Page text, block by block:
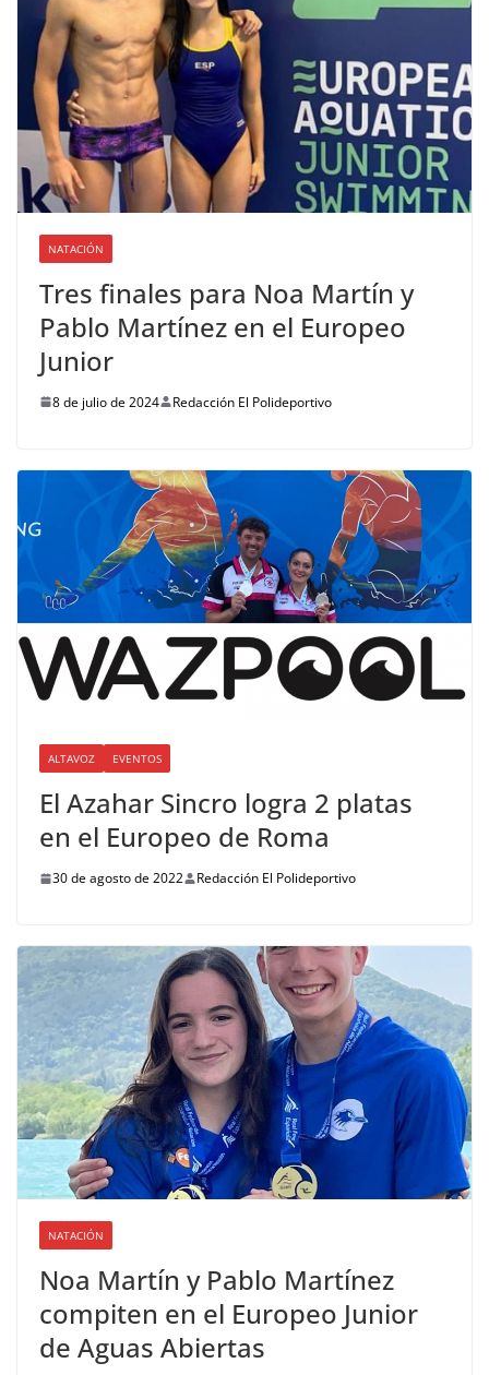
NATACIÓN
Tres finales para Noa Martín y
Pablo Martínez en el Europeo
Junior
8 de julio de 2024 Redacción El Polideportivo
ALTAVOZ EVENTOS
El Azahar Sincro logra 2 platas
en el Europeo de Roma
30 de agosto de 2022 Redacción El Polideportivo
NATACIÓN
Noa Martín y Pablo Martínez
compiten en el Europeo Junior
de Aguas Abiertas